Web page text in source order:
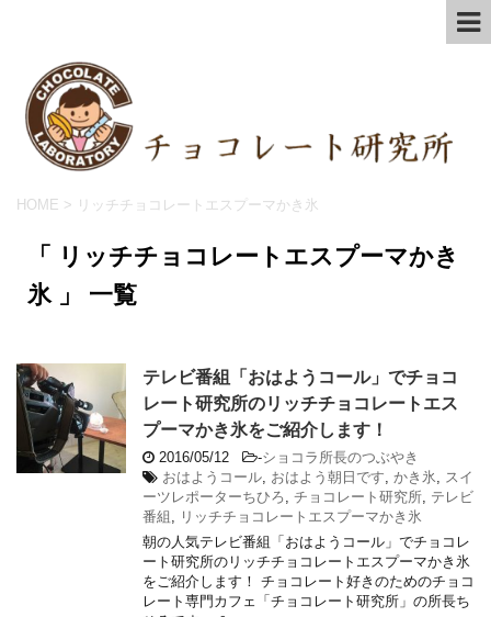
HOME > リッチチョコレートエスプーマかき氷
「 リッチチョコレートエスプーマかき
氷 」 一覧
テレビ番組「おはようコール」でチョコ
レート研究所のリッチチョコレートエス
プーマかき氷をご紹介します！
2016/05/12 -ショコラ所長のつぶやき
おはようコール おはよう朝日です かき氷
スイ
ーツレポーターちひろ
チョコレート研究所 テレビ
番組
リッチチョコレートエスプーマかき氷
朝の人気テレビ番組「おはようコール」でチョコレ
ート研究所のリッチチョコレートエスプーマかき氷
をご紹介します！ チョコレート好きのためのチョコ
レート専門カフェ「チョコレート研究所」の所長ち